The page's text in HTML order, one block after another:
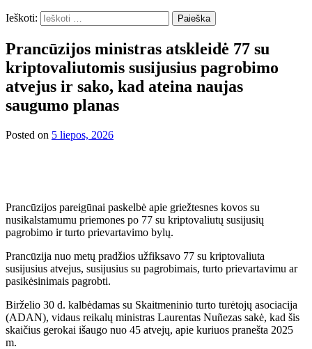
Ieškoti:
Prancūzijos ministras atskleidė 77 su
kriptovaliutomis susijusius pagrobimo
atvejus ir sako, kad ateina naujas
saugumo planas
Posted on 5 liepos, 2026
Prancūzijos pareigūnai paskelbė apie griežtesnes kovos su
nusikalstamumu priemones po 77 su kriptovaliutų susijusių
pagrobimo ir turto prievartavimo bylų.
Prancūzija nuo metų pradžios užfiksavo 77 su kriptovaliuta
susijusius atvejus, susijusius su pagrobimais, turto prievartavimu ar
pasikėsinimais pagrobti.
Birželio 30 d. kalbėdamas su Skaitmeninio turto turėtojų asociacija
(ADAN), vidaus reikalų ministras Laurentas Nuñezas sakė, kad šis
skaičius gerokai išaugo nuo 45 atvejų, apie kuriuos pranešta 2025
m.